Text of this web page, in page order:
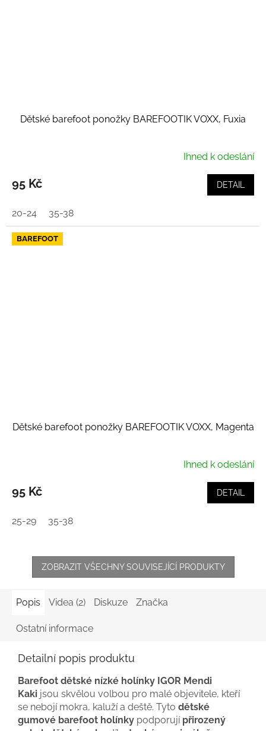
Dětské barefoot ponožky BAREFOOTIK VOXX, Fuxia
Ihned k odeslání
95 Kč DETAIL
20-24 35-38
BAREFOOT
Dětské barefoot ponožky BAREFOOTIK VOXX, Magenta
Ihned k odeslání
95 Kč DETAIL
25-29 35-38
ZOBRAZIT VŠECHNY SOUVISEJÍCÍ PRODUKTY
Popis Videa (2) Diskuze Značka
Ostatní informace
Detailní popis produktu
Barefoot dětské nízké holínky IGOR Mendi
Kaki jsou skvělou volbou pro malé objevitele, kteří
se nebojí mokra, kaluží a deště. Tyto dětské
gumové barefoot holínky podporují přirozený